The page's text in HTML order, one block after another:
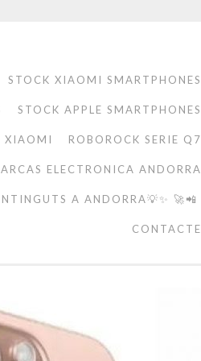
STOCK XIAOMI SMARTPHONES
STOCK APPLE SMARTPHONES
XIAOMI ROBOROCK SERIE Q7
ELECTRONICA ANDORRA
A ANDORRA💡✨ 🚀📲
CONTACTE